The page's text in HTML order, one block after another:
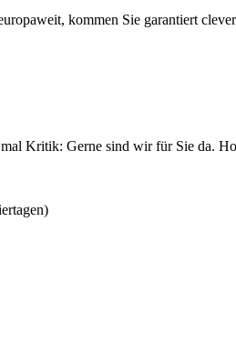
kommen Sie garantiert
Kritik: Gerne sind wir für Sie da.